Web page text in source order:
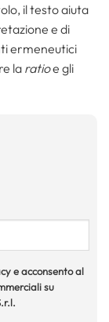
il testo aiuta
e di
ermeneutici
la ratioe gli
e acconsento al
su